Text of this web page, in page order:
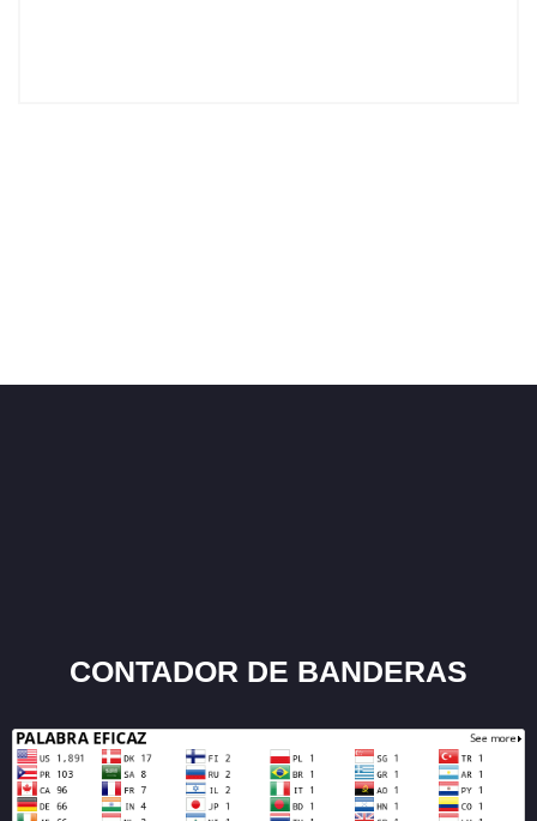
CONTADOR DE BANDERAS